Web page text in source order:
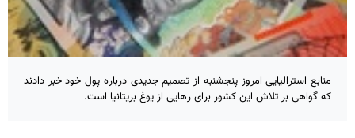
منابع استرالیایی امروز پنجشنبه از تصمیم جدیدی درباره پول خود خبر دادند
که گواهی بر تلاش این کشور برای رهایی از یوغ بریتانیا است.